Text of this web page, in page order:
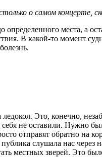
о самом концерте,
определенного места, а
В какой-то момент
ледокол. Это, конечно,
не оставили. Нужно
отправят обратно на
слушала нас
местных зверей. Это